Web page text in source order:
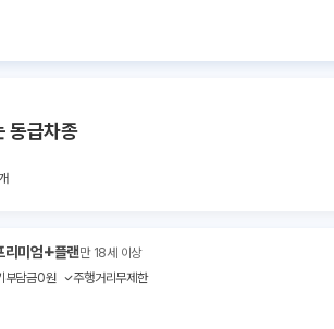
동급차종
리미엄+플랜만 18세 이상
부담금0원
주행거리무제한